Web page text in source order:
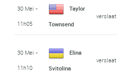
30 Mei -
11h05
Taylor
Townsend
verslaat
30 Mei -
11h10
Elina
Svitolina
verslaat